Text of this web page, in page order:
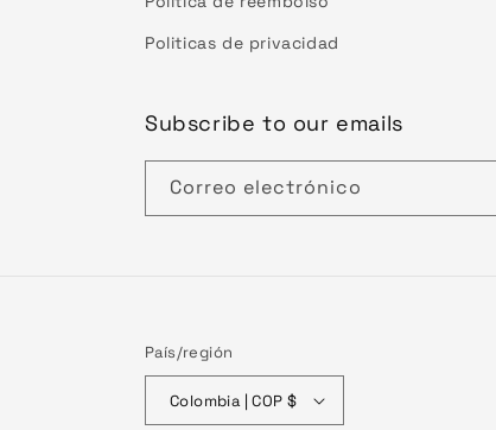
Politicas de privacidad
Subscribe to our emails
Correo electrónico
País/región
Colombia | COP $